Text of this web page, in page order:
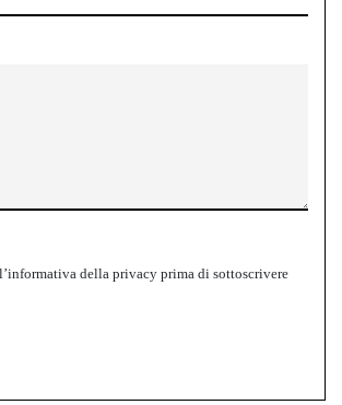
della privacy prima di sottoscrivere